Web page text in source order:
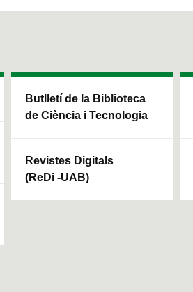
Butlletí de la Biblioteca
de Ciència i Tecnologia
Revistes Digitals
(ReDi -UAB)